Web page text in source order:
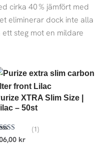
cirka 40 % jämfört med
eliminerar dock inte alla
steg mot en mildare
XTRA Slim Size |
– 50st
(1)
kr